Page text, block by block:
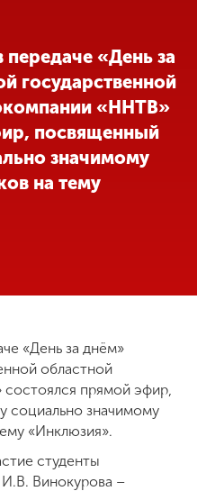
передаче «День за
государственной
«ННТВ»
посвященный
значимому
на тему
«День за днём»
областной
прямой эфир,
социально значимому
«Инклюзия».
студенты
Винокурова –